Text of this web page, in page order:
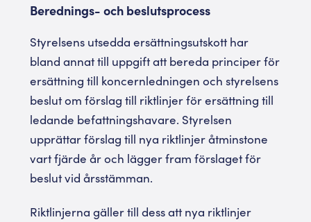
Berednings- och beslutsprocess
Styrelsens utsedda ersättningsutskott har
bland annat till uppgift att bereda principer för
ersättning till koncernledningen och styrelsens
beslut om förslag till riktlinjer för ersättning till
ledande befattningshavare. Styrelsen
upprättar förslag till nya riktlinjer åtminstone
vart fjärde år och lägger fram förslaget för
beslut vid årsstämman.
Riktlinjerna gäller till dess att nya riktlinjer